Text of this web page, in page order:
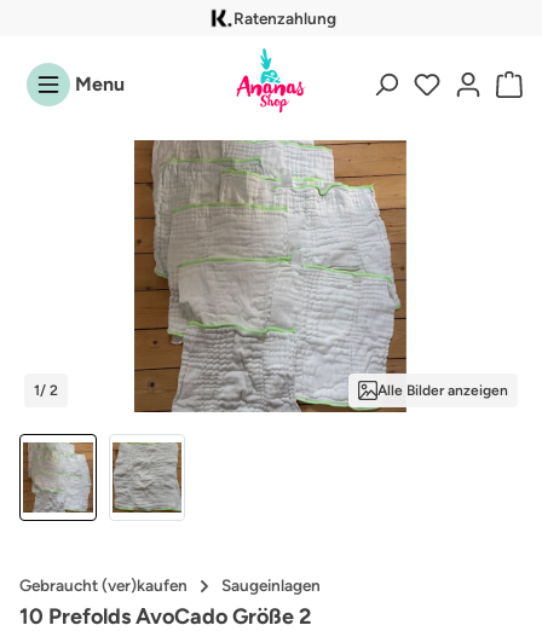
Zum Hauptinhalt springenRatenzahlung
Menu
Bildergalerie überspringen
1/ 2 Alle Bilder anzeigen
Gebraucht (ver)kaufen Saugeinlagen
10 Prefolds AvoCado Größe 2